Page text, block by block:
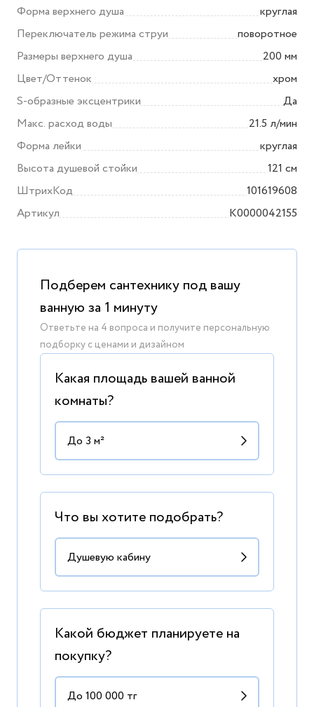
душа
Форма верхнего душа
круглая
Переключатель режима струи
поворотное
Размеры верхнего душа
200 мм
Цвет/Оттенок
хром
S-образные эксцентрики
Да
Макс. расход воды
21.5 л/мин
Форма лейки
круглая
Высота душевой стойки
121 см
ШтрихКод
101619608
Артикул
K0000042155
Подберем сантехнику под вашу
ванную за 1 минуту
Ответьте на 4 вопроса и получите персональную
подборку с ценами и дизайном
Какая площадь вашей ванной
комнаты?
Что вы хотите подобрать?
Какой бюджет планируете на
покупку?